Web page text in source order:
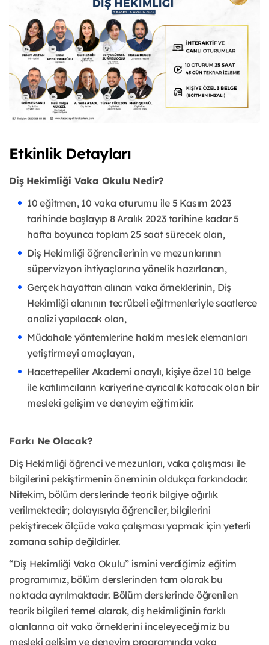
Etkinlik Detayları
Diş Hekimliği Vaka Okulu Nedir?
10 eğitmen, 10 vaka oturumu ile 5 Kasım 2023
tarihinde başlayıp 8 Aralık 2023 tarihine kadar 5
hafta boyunca toplam 25 saat sürecek olan,
Diş Hekimliği öğrencilerinin ve mezunlarının
süpervizyon ihtiyaçlarına yönelik hazırlanan,
Gerçek hayattan alınan vaka örneklerinin, Diş
Hekimliği alanının tecrübeli eğitmenleriyle saatlerce
analizi yapılacak olan,
Müdahale yöntemlerine hakim meslek elemanları
yetiştirmeyi amaçlayan,
Hacettepeliler Akademi onaylı, kişiye özel 10 belge
ile katılımcıların kariyerine ayrıcalık katacak olan bir
mesleki gelişim ve deneyim eğitimidir.
Farkı Ne Olacak?
Diş Hekimliği öğrenci ve mezunları, vaka çalışması ile
bilgilerini pekiştirmenin öneminin oldukça farkındadır.
Nitekim, bölüm derslerinde teorik bilgiye ağırlık
verilmektedir; dolayısıyla öğrenciler, bilgilerini
pekiştirecek ölçüde vaka çalışması yapmak için yeterli
zamana sahip değildirler.
“Diş Hekimliği Vaka Okulu” ismini verdiğimiz eğitim
programımız, bölüm derslerinden tam olarak bu
noktada ayrılmaktadır. Bölüm derslerinde öğrenilen
teorik bilgileri temel alarak, diş hekimliğinin farklı
alanlarına ait vaka örneklerini inceleyeceğimiz bu
mesleki gelişim ve deneyim programında vaka